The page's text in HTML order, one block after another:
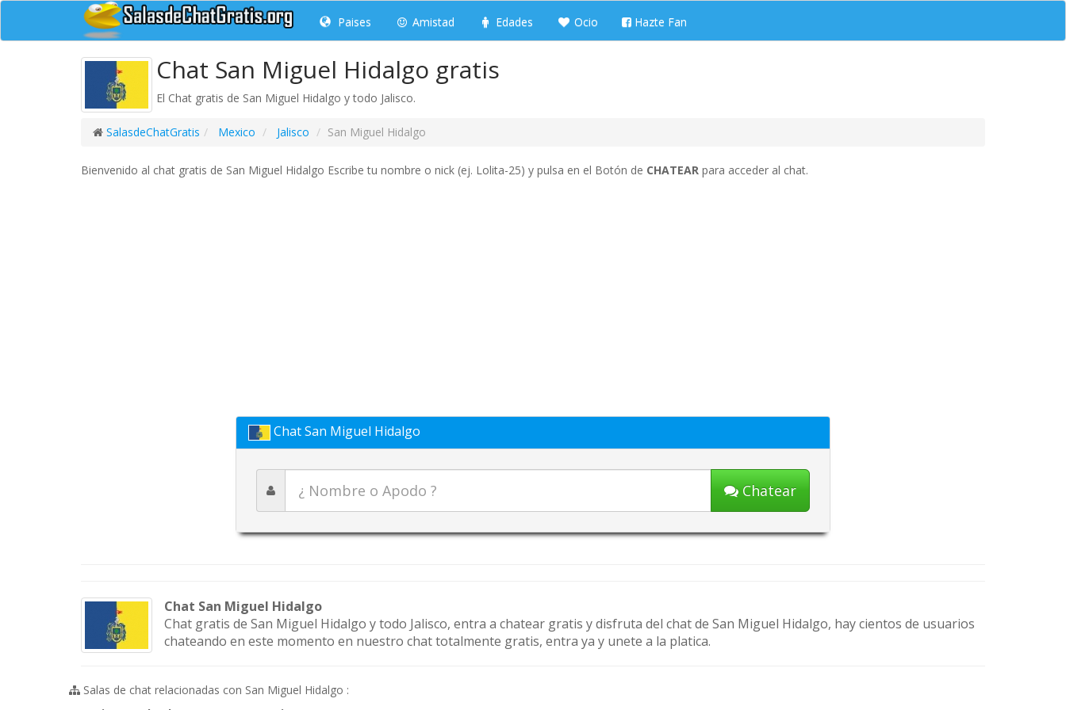
Paises Amistad Edades Ocio Hazte Fan
Chat San Miguel Hidalgo gratis
El Chat gratis de San Miguel Hidalgo y todo Jalisco.
SalasdeChatGratis Mexico Jalisco San Miguel Hidalgo
Bienvenido al chat gratis de San Miguel Hidalgo Escribe tu nombre o nick (ej. Lolita-25) y pulsa en el Botón de CHATEAR para acceder al chat.
Chat San Miguel Hidalgo
Chatear
Chat San Miguel Hidalgo
Chat gratis de San Miguel Hidalgo y todo Jalisco, entra a chatear gratis y disfruta del chat de San Miguel Hidalgo, hay cientos de usuarios
chateando en este momento en nuestro chat totalmente gratis, entra ya y unete a la platica.
Salas de chat relacionadas con San Miguel Hidalgo :